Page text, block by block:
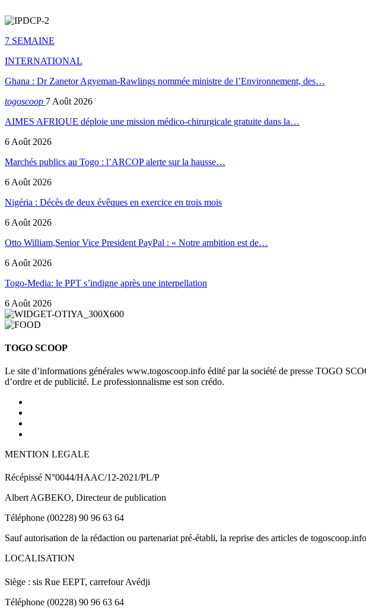
7 SEMAINE
INTERNATIONAL
Ghana : Dr Zanetor Agyeman-Rawlings nommée ministre de l’Environnement, des…
togoscoop 7 Août 2026
AIMES AFRIQUE déploie une mission médico-chirurgicale gratuite dans la…
6 Août 2026
Marchés publics au Togo : l’ARCOP alerte sur la hausse…
6 Août 2026
Nigéria : Décès de deux évêques en exercice en trois mois
6 Août 2026
Otto William,Senior Vice President PayPal : « Notre ambition est de…
6 Août 2026
Togo-Media: le PPT s’indigne après une interpellation
6 Août 2026
TOGO SCOOP
Le site d’informations générales www.togoscoop.info édité par la société de presse TOGO
d’ordre et de publicité. Le professionnalisme est son crédo.
MENTION LEGALE
Récépissé N°0044/HAAC/12-2021/PL/P
Albert AGBEKO, Directeur de publication
Téléphone (00228) 90 96 63 64
Sauf autorisation de la rédaction ou partenariat pré-établi, la reprise des articles de
LOCALISATION
Siège : sis Rue EEPT, carrefour Avédji
Téléphone (00228) 90 96 63 64